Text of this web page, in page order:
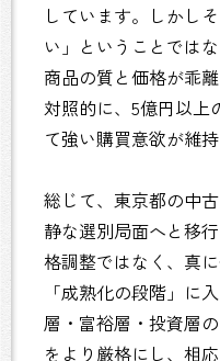
しています。しかし
い」ということでは
商品の質と価格が乖
対照的に、5億円以上
て強い購買意欲が維
総じて、東京都の中
静な選別局面へと移
格調整ではなく、真
「成熟化の段階」に
層・富裕層・投資層
をより厳格にし、相